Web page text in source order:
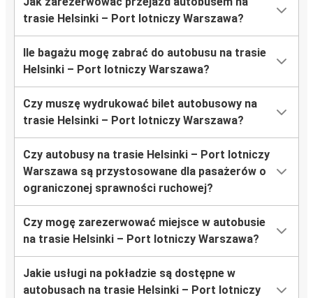
trasie Helsinki – Port lotniczy Warszawa?
Ile bagażu mogę zabrać do autobusu na trasie
Helsinki – Port lotniczy Warszawa?
Czy muszę wydrukować bilet autobusowy na
trasie Helsinki – Port lotniczy Warszawa?
Czy autobusy na trasie Helsinki – Port lotniczy
Warszawa są przystosowane dla pasażerów o
ograniczonej sprawności ruchowej?
Czy mogę zarezerwować miejsce w autobusie
na trasie Helsinki – Port lotniczy Warszawa?
Jakie usługi na pokładzie są dostępne w
autobusach na trasie Helsinki – Port lotniczy